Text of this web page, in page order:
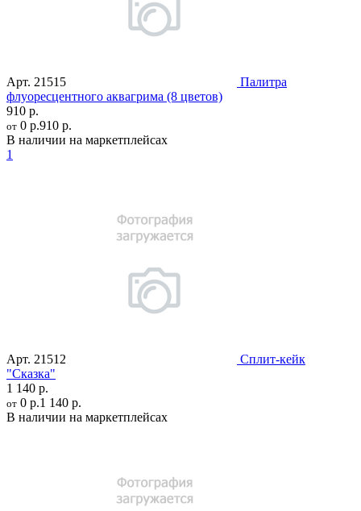
Арт. 21515
Палитра
флуоресцентного аквагрима (8 цветов)
910 р.
от 0 р.910 р.
В наличии на маркетплейсах
1
Арт. 21512
Сплит-кейк
"Сказка"
1 140 р.
от 0 р.1 140 р.
В наличии на маркетплейсах